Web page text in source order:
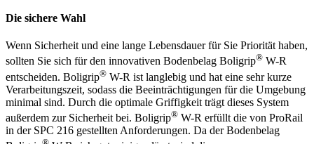
Die sichere Wahl
Wenn Sicherheit und eine lange Lebensdauer für Sie Priorität haben,
sollten Sie sich für den innovativen Bodenbelag Boligrip® W-R
entscheiden. Boligrip® W-R ist langlebig und hat eine sehr kurze
Verarbeitungszeit, sodass die Beeinträchtigungen für die Umgebung
minimal sind. Durch die optimale Griffigkeit trägt dieses System
außerdem zur Sicherheit bei. Boligrip® W-R erfüllt die von ProRail
in der SPC 216 gestellten Anforderungen. Da der Bodenbelag